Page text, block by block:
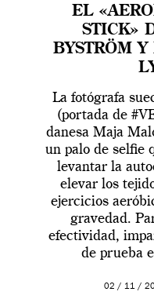
EL
STICK»
BYSTRÖM
La fotógrafa
(portada de
danesa Maja
un palo de selfie
levantar la
elevar los
ejercicios
gravedad.
efectividad,
de prueba
02 / 11 /